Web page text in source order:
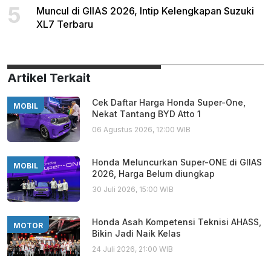
5
Muncul di GIIAS 2026, Intip Kelengkapan Suzuki
XL7 Terbaru
Artikel Terkait
MOBIL
Cek Daftar Harga Honda Super-One,
Nekat Tantang BYD Atto 1
06 Agustus 2026, 12:00 WIB
MOBIL
Honda Meluncurkan Super-ONE di GIIAS
2026, Harga Belum diungkap
30 Juli 2026, 15:00 WIB
MOTOR
Honda Asah Kompetensi Teknisi AHASS,
Bikin Jadi Naik Kelas
24 Juli 2026, 21:00 WIB